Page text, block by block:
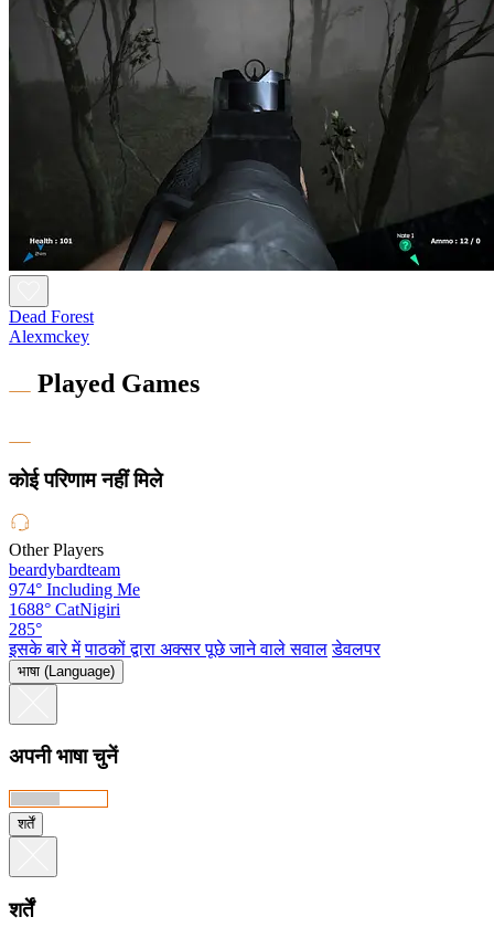
Dead Forest
Alexmckey
Played Games
कोई परिणाम नहीं मिले
Other Players
beardybardteam
974° Including Me
1688° CatNigiri
285°
इसके बारे में पाठकों द्वारा अक्सर पूछे जाने वाले सवाल डेवलपर
भाषा (Language)
अपनी भाषा चुनें
शर्तें
शर्तें